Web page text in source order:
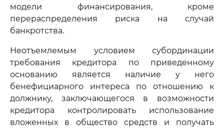
модели финансирования, кроме
перераспределения риска на случай
банкротства.
Неотъемлемым условием субординации
требования кредитора по приведенному
основанию является наличие у него
бенефициарного интереса по отношению к
должнику, заключающегося в возможности
кредитора контролировать использование
вложенных в общество средств и получать